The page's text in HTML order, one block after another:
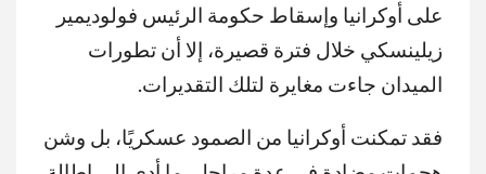
على أوكرانيا وإسقاط حكومة الرئيس فولوديمير
زيلينسكي خلال فترة قصيرة، إلا أن تطورات
الميدان جاءت مغايرة لتلك التقديرات.
فقد تمكنت أوكرانيا من الصمود عسكريًا، بل وشن